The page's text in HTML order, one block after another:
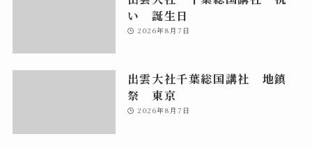
い 誕生日
2026年8月7日
出雲大社千葉総国講社 地鎮
祭 東京
2026年8月7日